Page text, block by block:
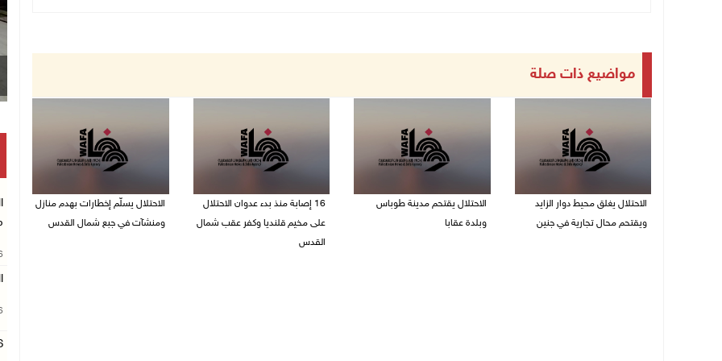
مواضيع ذات صلة
الاحتلال يغلق محيط دوار الزايد
ويقتحم محال تجارية في جنين
الاحتلال يقتحم مدينة طوباس
وبلدة عقابا
16 إصابة منذ بدء عدوان الاحتلال
على مخيم قلنديا وكفر عقب شمال
القدس
الاحتلال يسلّم إخطارات بهدم منازل
ومنشآت في جبع شمال القدس